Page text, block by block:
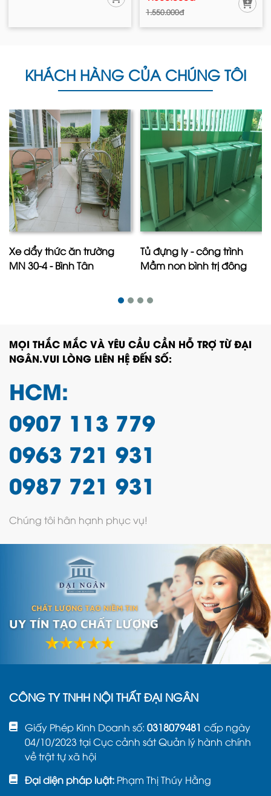
1.550.000đ
KHÁCH HÀNG CỦA CHÚNG TÔI
Xe dẩy thức ăn trường
MN 30-4 - Bình Tân
Tủ đựng ly - công trình
Mầm non bình trị đông
MỌI THẮC MẮC VÀ YÊU CẦU CẦN HỖ TRỢ TỪ ĐẠI
NGÂN.VUI LÒNG LIÊN HỆ ĐẾN SỐ:
HCM:
0907 113 779
0963 721 931
0987 721 931
Chúng tôi hân hạnh phục vụ!
CÔNG TY TNHH NỘI THẤT ĐẠI NGÂN
Giấy Phép Kinh Doanh số: 0318079481 cấp ngày
04/10/2023 tại Cục cảnh sát Quản lý hành chính
về trật tự xã hội
Đại diện pháp luật: Phạm Thị Thúy Hằng